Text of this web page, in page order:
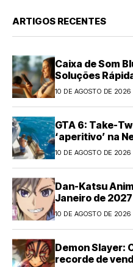
ARTIGOS RECENTES
Caixa de Som
Soluções
10 DE AGOSTO DE 2026
GTA 6: Take-
‘aperitivo’ na
10 DE AGOSTO DE 2026
Dan-Katsu
Janeiro de
10 DE AGOSTO DE 2026
Demon Slayer:
recorde de